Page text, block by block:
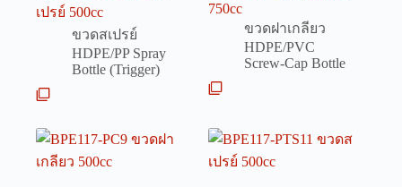
เปรย์ 500cc
ขวดสเปรย์
HDPE/PP Spray
Bottle (Trigger)
750cc
ขวดฝาเกลียว
HDPE/PVC
Screw-Cap Bottle